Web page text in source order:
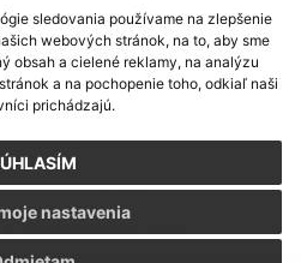
sledovania používame na zlepšenie
webových stránok, na to, aby sme
obsah a cielené reklamy, na analýzu
a na pochopenie toho, odkiaľ naši
prichádzajú.
nastavenia
informácií s využitím RSS
ECHELON 2,Mapa stránok,web
s.r.o.,domény
06.08.2026
Vyhlásenie o prístupnosti